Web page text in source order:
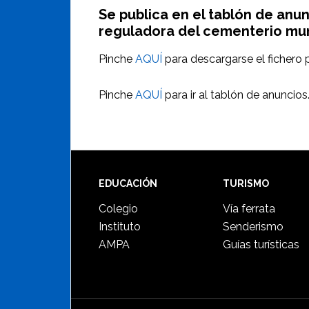
Se publica en el tablón de
reguladora del cementerio
Pinche AQUÍ para descargarse el fichero
Pinche AQUÍ para ir al tablón de anuncios.
Footer
EDUCACIÓN
Colegio
Instituto
AMPA
TURISMO
Vía ferrata
Senderismo
Guías turísticas